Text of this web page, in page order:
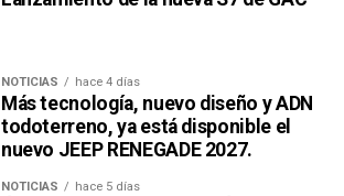
NOTICIAS hace 4 días
Más tecnología, nuevo diseño y ADN
todoterreno, ya está disponible el
nuevo JEEP RENEGADE 2027.
NOTICIAS hace 5 días